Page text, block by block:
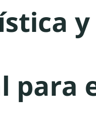
y
para